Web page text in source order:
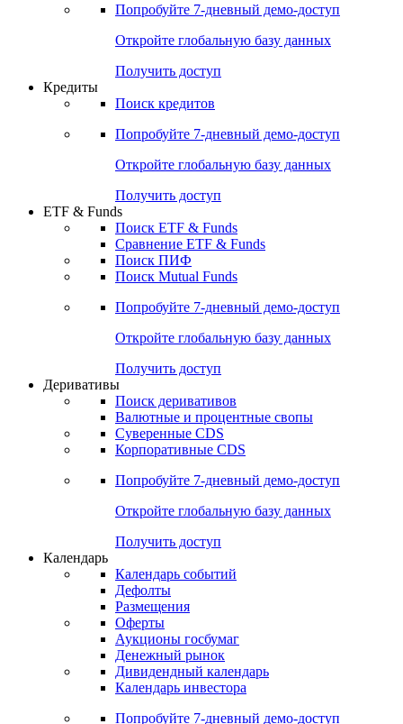
Попробуйте 7-дневный демо-доступ
Откройте глобальную базу данных
Получить доступ
Кредиты
Поиск кредитов
Попробуйте 7-дневный демо-доступ
Откройте глобальную базу данных
Получить доступ
ETF & Funds
Поиск ETF & Funds
Сравнение ETF & Funds
Поиск ПИФ
Поиск Mutual Funds
Попробуйте 7-дневный демо-доступ
Откройте глобальную базу данных
Получить доступ
Деривативы
Поиск деривативов
Валютные и процентные свопы
Суверенные CDS
Корпоративные CDS
Попробуйте 7-дневный демо-доступ
Откройте глобальную базу данных
Получить доступ
Календарь
Календарь событий
Дефолты
Размещения
Оферты
Аукционы госбумаг
Денежный рынок
Дивидендный календарь
Календарь инвестора
Попробуйте 7-дневный демо-доступ